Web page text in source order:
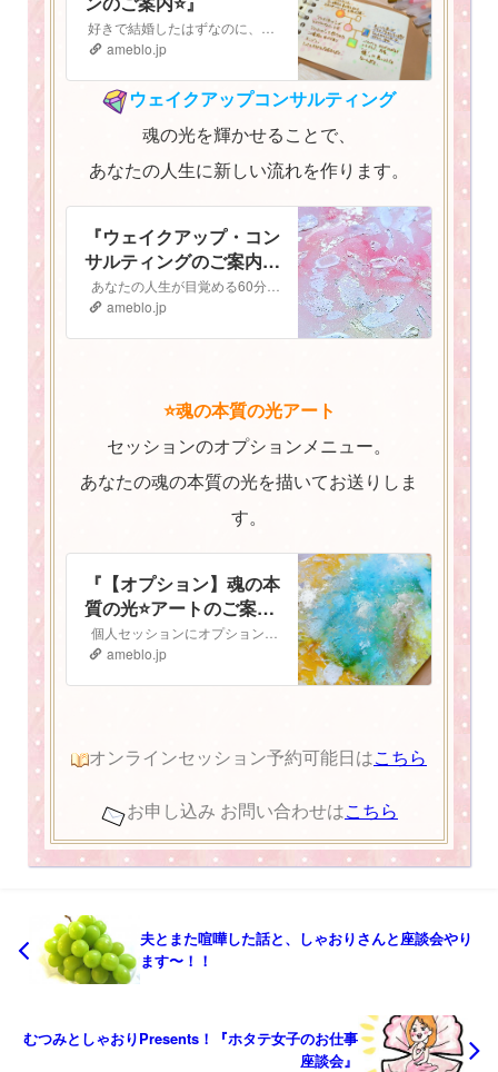
ameblo.jp
ウェイクアップコンサルティング
魂の光を輝かせることで、
あなたの人生に新しい流れを作ります。
『ウェイクアップ・コン
サルティングのご案内
⭐️』
ameblo.jp
⭐️魂の本質の光アート
セッションのオプションメニュー。
あなたの魂の本質の光を描いてお送りしま
す。
『【オプション】魂の本
質の光⭐️アートのご案
内』
ameblo.jp
オンラインセッション予約可能日はこちら
お申し込み お問い合わせはこちら
夫とまた喧嘩した話と、しゃおりさんと座談会やり
ます〜！！
むつみとしゃおりPresents！『ホタテ女子のお仕事
座談会』